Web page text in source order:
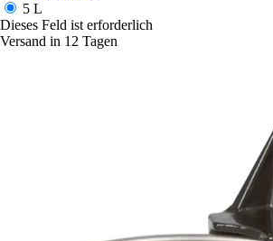
5 L
Dieses Feld ist erforderlich
Versand in 12 Tagen